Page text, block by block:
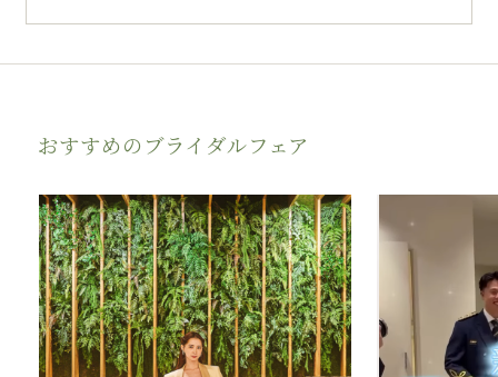
ンで叶う、大切なゲストのみなさまと過ごす特
別な一日
を
もてなしも叶います。
熊本駅直結の好立地×360度緑と水辺に囲まれ
たチャペルもスタッフ一押し！
特別な一日の特別なプランをご用意しておりま
すので、お気軽にフェアにご参加ください。
おすすめのブライダルフェア